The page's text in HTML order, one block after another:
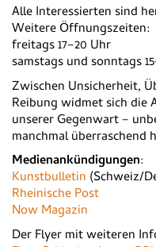
Alle Interessierten sind
Weitere Öffnungszeiten:
freitags 17–20 Uhr
samstags und sonntags
Zwischen Unsicherheit,
Reibung widmet sich die
unserer Gegenwart –
manchmal überraschend
Medienankündigungen:
Kunstbulletin (Schweiz/
Rheinische Post
Now Magazin
Der Flyer mit weiteren